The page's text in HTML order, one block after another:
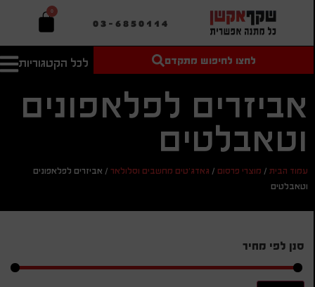
03-6850114
0
לכל הקטגוריות
טקסט חופשי
מחיר מיני'
מחיר מקס'
חיפוש
אישית
לחצו לחיפוש מתקדם
אביזרים לפלאפונים
וטאבלטים
עמוד הבית/ מוצרי פרסום/ גאדג'טים מחשבים וסלולאר/ אביזרים לפלאפונים
וטאבלטים
סנן לפי מחיר